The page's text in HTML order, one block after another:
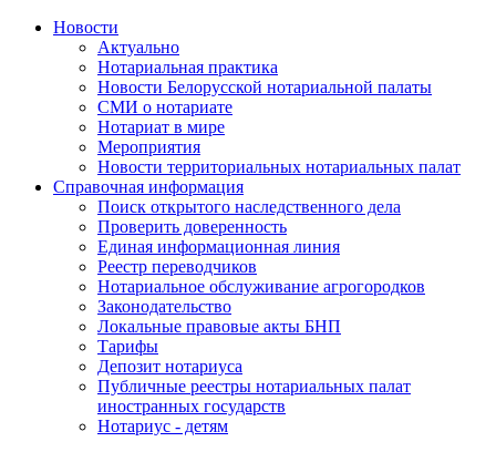
Новости
Актуально
Нотариальная практика
Новости Белорусской нотариальной палаты
СМИ о нотариате
Нотариат в мире
Мероприятия
Новости территориальных нотариальных палат
Справочная информация
Поиск открытого наследственного дела
Проверить доверенность
Единая информационная линия
Реестр переводчиков
Нотариальное обслуживание агрогородков
Законодательство
Локальные правовые акты БНП
Тарифы
Депозит нотариуса
Публичные реестры нотариальных палат
иностранных государств
Нотариус - детям